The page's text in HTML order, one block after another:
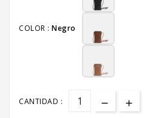
COLOR : Negro
CANTIDAD :